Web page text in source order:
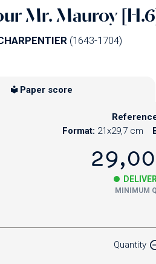
Mr. Mauroy
(1643-1704)
Paper score
Format: 21x29,7 cm
MINIMUM
Quantity